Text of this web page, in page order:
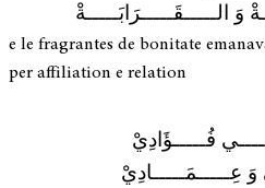
وَ الـــــقَـــــرَابَـــــةْ
e le fragrantes de bonitate
per affiliation e relation
فُـــــؤَادِيْ
وَ عِـــــمَـــــادِيْ